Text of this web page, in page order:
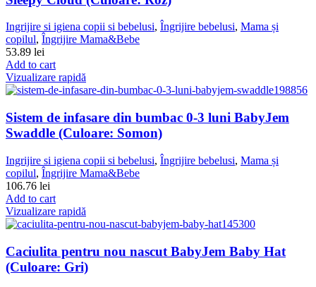
Ingrijire si igiena copii si bebelusi, Îngrijire bebelusi, Mama și
copilul, Îngrijire Mama&Bebe
53.89 lei
Add to cart
Vizualizare rapidă
Sistem de infasare din bumbac 0-3 luni BabyJem
Swaddle (Culoare: Somon)
Ingrijire si igiena copii si bebelusi, Îngrijire bebelusi, Mama și
copilul, Îngrijire Mama&Bebe
106.76 lei
Add to cart
Vizualizare rapidă
Caciulita pentru nou nascut BabyJem Baby Hat
(Culoare: Gri)